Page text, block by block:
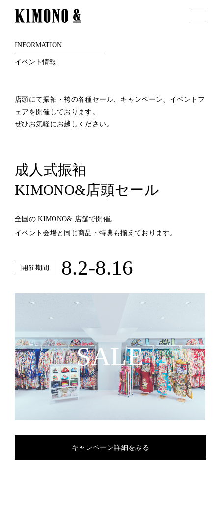
INFORMATION
イベント情報
店頭にて振袖・袴の各種セール、キャンペーン、イベントフ
ェアを開催しております。
ぜひお気軽にお越しください。
成人式振袖
KIMONO&店頭セール
全国の KIMONO& 店舗で開催。
イベント会場と同じ商品・特典も揃えております。
開催期間 8.2-8.16
SALE
キャンペーン詳細をみる